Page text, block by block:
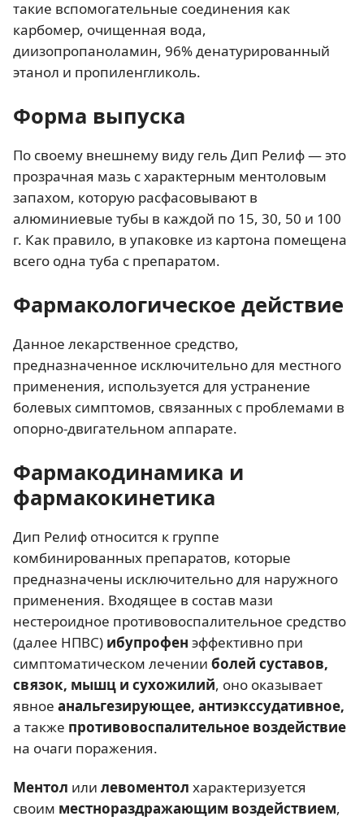
такие вспомогательные соединения как
карбомер, очищенная вода,
диизопропаноламин, 96% денатурированный
этанол и пропиленгликоль.
Форма выпуска
По своему внешнему виду гель Дип Релиф — это
прозрачная мазь с характерным ментоловым
запахом, которую расфасовывают в
алюминиевые тубы в каждой по 15, 30, 50 и 100
г. Как правило, в упаковке из картона помещена
всего одна туба с препаратом.
Фармакологическое действие
Данное лекарственное средство,
предназначенное исключительно для местного
применения, используется для устранение
болевых симптомов, связанных с проблемами в
опорно-двигательном аппарате.
Фармакодинамика и
фармакокинетика
Дип Релиф относится к группе
комбинированных препаратов, которые
предназначены исключительно для наружного
применения. Входящее в состав мази
нестероидное противовоспалительное средство
(далее НПВС) ибупрофен эффективно при
симптоматическом лечении болей суставов,
связок, мышц и сухожилий, оно оказывает
явное анальгезирующее, антиэкссудативное,
а также противовоспалительное воздействие
на очаги поражения.
Ментол или левоментол характеризуется
своим местнораздражающим воздействием,